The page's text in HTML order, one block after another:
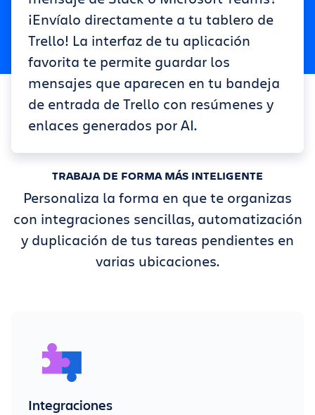
¡Envíalo directamente a tu tablero de
Trello! La interfaz de tu aplicación
favorita te permite guardar los
mensajes que aparecen en tu bandeja
de entrada de Trello con resúmenes y
enlaces generados por AI.
TRABAJA DE FORMA MÁS INTELIGENTE
Personaliza la forma en que te organizas
con integraciones sencillas, automatización
y duplicación de tus tareas pendientes en
varias ubicaciones.
Integraciones